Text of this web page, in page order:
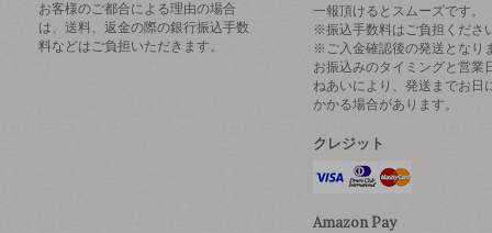
お客様のご都合による理由の場合
は、送料、返金の際の銀行振込手数
料などはご負担いただきます。
一報頂けるとスムーズです。
※振込手数料はご負担くださ
※ご入金確認後の発送となり
お振込みのタイミングと営業
ねあいにより、発送までお日
かかる場合があります。
クレジット
Amazon Pay